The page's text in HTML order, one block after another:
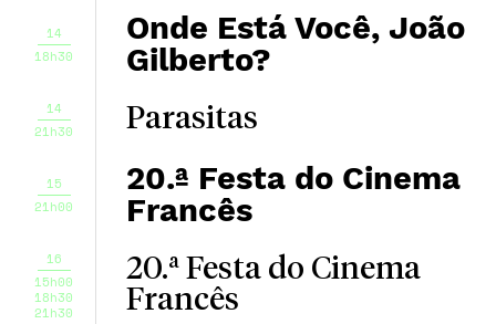
14
18h30
Onde Está Você, João
Gilberto?
14
21h30
Parasitas
15
21h00
20.ª Festa do Cinema
Francês
16
15h00
18h30
21h30
20.ª Festa do Cinema
Francês